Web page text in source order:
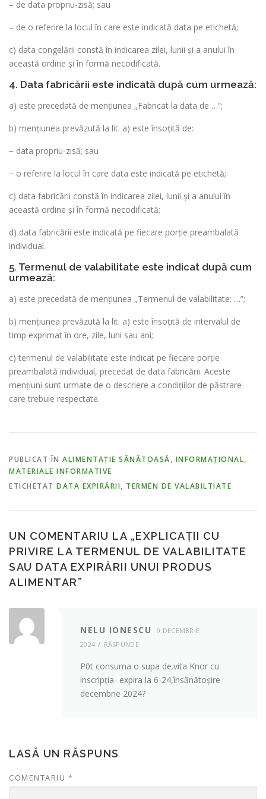
– de data propriu-zisă; sau
– de o referire la locul în care este indicată data pe etichetă;
c) data congelării constă în indicarea zilei, lunii şi a anului în
această ordine şi în formă necodificată.
4. Data fabricării este indicată după cum urmează:
a) este precedată de mențiunea „Fabricat la data de …”;
b) mențiunea prevăzută la lit. a) este însoţită de:
− data propriu-zisă; sau
− o referire la locul în care data este indicată pe etichetă;
c) data fabricării constă în indicarea zilei, lunii şi a anului în
această ordine şi în formă necodificată;
d) data fabricării este indicată pe fiecare porţie preambalată
individual.
5. Termenul de valabilitate este indicat după cum
urmează:
a) este precedată de mențiunea „Termenul de valabilitate: …”;
b) mențiunea prevăzută la lit. a) este însoţită de intervalul de
timp exprimat în ore, zile, luni sau ani;
c) termenul de valabilitate este indicat pe fiecare porţie
preambalată individual, precedat de data fabricării. Aceste
menţiuni sunt urmate de o descriere a condiţiilor de păstrare
care trebuie respectate.
PUBLICAT ÎN ALIMENTAȚIE SĂNĂTOASĂ, INFORMAȚIONAL,
MATERIALE INFORMATIVE
ETICHETAT DATA EXPIRĂRII, TERMEN DE VALABILTIATE
UN COMENTARIU LA „EXPLICAȚII CU
PRIVIRE LA TERMENUL DE VALABILITATE
SAU DATA EXPIRĂRII UNUI PRODUS
ALIMENTAR”
NELU IONESCU
9 DECEMBRIE
2024
RĂSPUNDE
P0t consuma o supa de.vita Knor cu
inscripția- expira la 6-24,însănătoșire
decembrie 2024?
LASĂ UN RĂSPUNS
COMENTARIU *